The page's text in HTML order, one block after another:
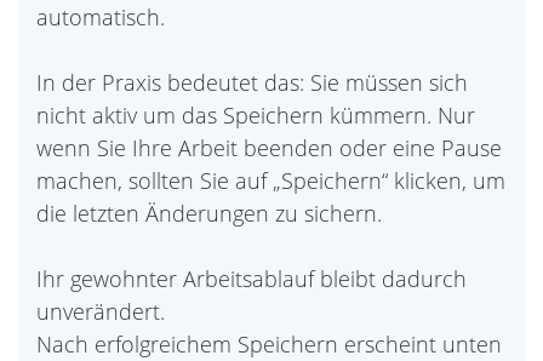
automatisch.
In der Praxis bedeutet das: Sie müssen sich
nicht aktiv um das Speichern kümmern. Nur
wenn Sie Ihre Arbeit beenden oder eine Pause
machen, sollten Sie auf „Speichern“ klicken, um
die letzten Änderungen zu sichern.
Ihr gewohnter Arbeitsablauf bleibt dadurch
unverändert.
Nach erfolgreichem Speichern erscheint unten